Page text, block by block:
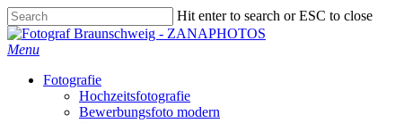
Skip
to
main
Hit enter to search or ESC to close
Close
Search
Menu
Fotografie
Hochzeitsfotografie
Bewerbungsfoto modern